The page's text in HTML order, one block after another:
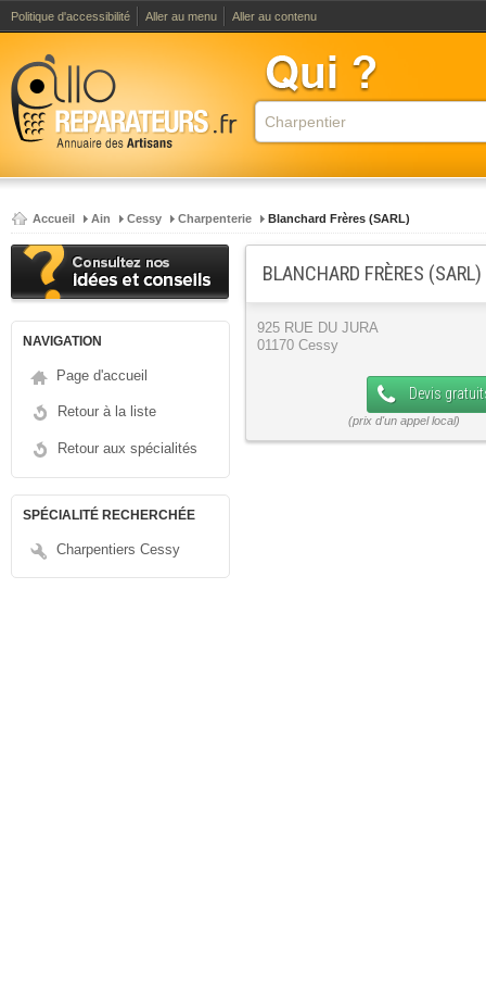
Politique d'accessibilité Aller au menu Aller au contenu
Accueil Ain Cessy Charpenterie Blanchard Frères (SARL)
NAVIGATION
Page d'accueil
Retour à la liste
Retour aux spécialités
SPÉCIALITÉ RECHERCHÉE
Charpentiers Cessy
BLANCHARD FRÈRES
925 RUE DU JURA
01170 Cessy
Devis